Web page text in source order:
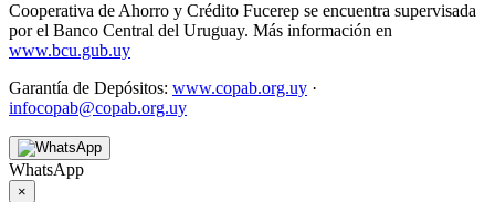
Cooperativa de Ahorro y Crédito Fucerep se encuentra supervisada
por el Banco Central del Uruguay. Más información en
www.bcu.gub.uy
Garantía de Depósitos: www.copab.org.uy ·
infocopab@copab.org.uy
WhatsApp
×